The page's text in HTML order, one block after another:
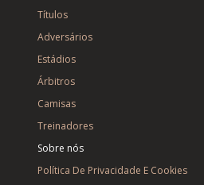
Títulos
Adversários
Estádios
Árbitros
Camisas
Treinadores
Sobre nós
Política De Privacidade E Cookies